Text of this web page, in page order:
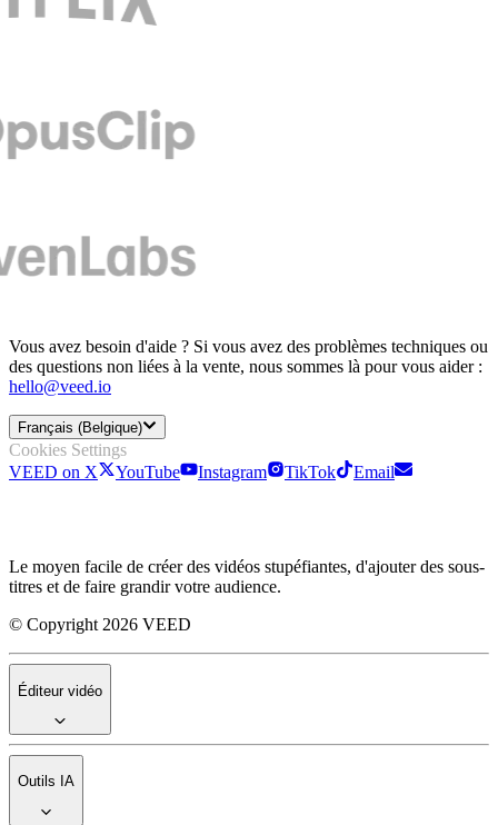
Vous avez besoin d'aide ? Si vous avez des problèmes techniques ou
des questions non liées à la vente, nous sommes là pour vous aider :
hello@veed.io
Français (Belgique)
Cookies Settings
VEED on X
YouTube Instagram TikTok Email
Le moyen facile de créer des vidéos stupéfiantes, d'ajouter des sous-
titres et de faire grandir votre audience.
© Copyright 2026 VEED
Éditeur vidéo
Outils IA